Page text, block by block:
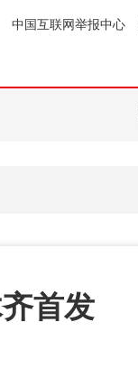
中国互联网举报中心
首发